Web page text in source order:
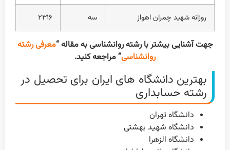
روزانه شهید چمران اهواز سه ۲۳۱۶
جهت آشنایی بیشتر با رشته روانشناسی به مقاله “معرفی رشته
روانشناسی” مراجعه کنید.
بهترین دانشگاه های ایران برای تحصیل در
رشته حسابداری
دانشگاه تهران
دانشگاه شهید بهشتی
دانشگاه الزهرا